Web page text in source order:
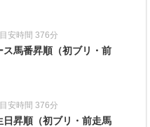
目安時間 376分
馬番昇順（初ブリ・前
目安時間 376分
昇順（初ブリ・前走馬